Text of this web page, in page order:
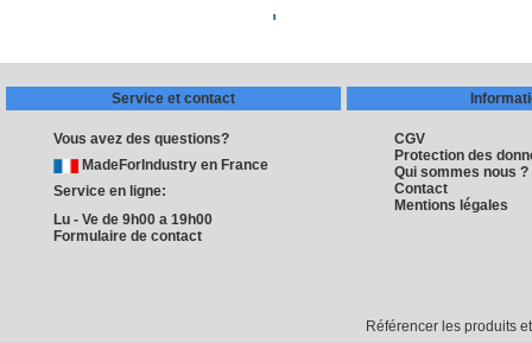
'
Service et contact
Vous avez des questions?
MadeForIndustry en France
Service en ligne:
Lu - Ve de 9h00 a 19h00
Formulaire de contact
CGV
Protection des
Qui sommes nous ?
Contact
Mentions légales
Référencer les produits